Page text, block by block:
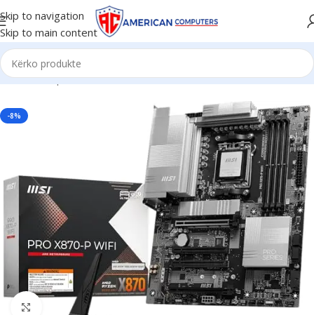
Skip to navigation
Skip to main content
Kreu/Komponent PC/Motherboard
-8%
Click to enlarge